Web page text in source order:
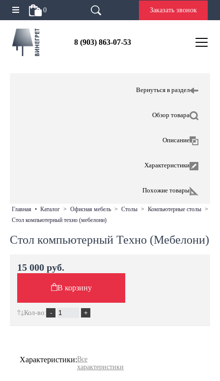
0 Заказать звонок
8 (903) 863-07-53
Вернуться в раздел
Обзор товара
Описание
Характеристики
Похожие товары
главная • каталог > офисная мебель > столы > компьютерные столы >
стол компьютерный техно (мебелони)
Стол компьютерный Техно (Мебелони)
Характеристики:Все
характеристики
15 000 руб.
В корзину
Кол-во: